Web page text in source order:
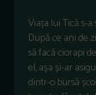
Viața lui Tică s-
După ce ani de
să facă ciorapi
el, așa și-ar
dintr-o bursă